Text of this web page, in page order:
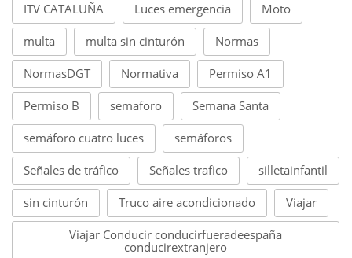
ITV CATALUÑA Luces emergencia Moto
multa multa sin cinturón Normas
NormasDGT Normativa Permiso A1
Permiso B semaforo Semana Santa
semáforo cuatro luces semáforos
Señales de tráfico Señales trafico silletainfantil
sin cinturón Truco aire acondicionado Viajar
Viajar Conducir conducirfueradeespaña
conducirextranjero